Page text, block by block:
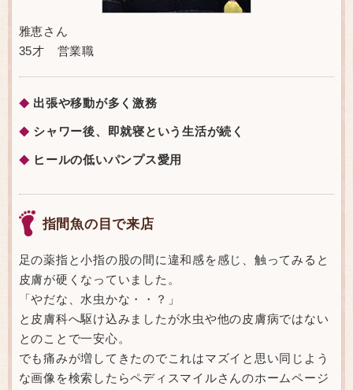
雅恵さん
35才 営業職
◆ 出張や移動が多く激務
◆ シャワー後、即就寝という生活が続く
◆ ヒールの低いパンプス愛用
指間魚の目で来店
足の薬指と小指の股の間に違和感を感じ、触ってみると
皮膚が硬くなっていました。
「やだな、水虫かな・・？」
と皮膚科へ駆け込みましたが水虫や他の皮膚病ではない
とのことで一安心。
でも痛みが増してきたのでこれはマズイと思い同じよう
な画像を検索したらペディスマイルさんのホームページ